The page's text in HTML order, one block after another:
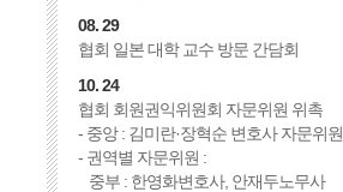
08. 29
협회 일본 대학 교수 방문 간담회
10. 24
협회 회원권익위원회 자문위원 위촉
- 중앙 : 김미란·장혁순 변호사 자문위
- 권역별 자문위원 :
중부 : 한영화변호사, 안재두노무사